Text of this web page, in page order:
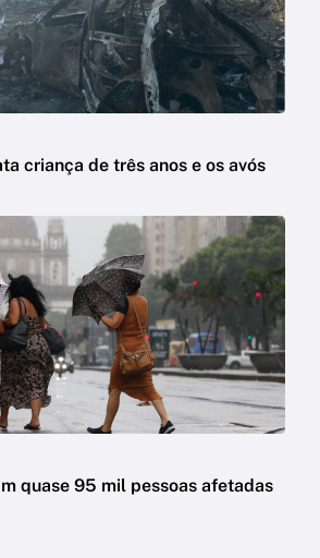
criança de três anos e os avós
quase 95 mil pessoas afetadas